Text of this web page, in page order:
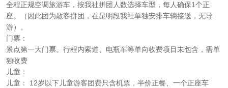
全程正规空调旅游车，按我社拼团人数选择车型，每人确保1个正
座。（因此团为散客拼团，在昆明段我社单独安排车辆接送，无导
游）。
门票：
景点第一大门票。行程内索道、电瓶车等单向收费项目未包含，需单
独收费
儿童：
儿童： 12岁以下儿童游客团费只含机票，半价正餐、一个正座车